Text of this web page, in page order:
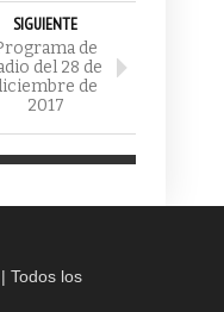
SIGUIENTE
de
del 28 de
de
2017
Todos los